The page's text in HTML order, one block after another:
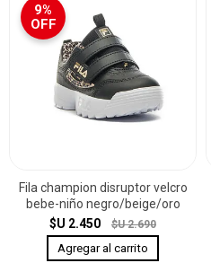
9%
OFF
Fila champion disruptor velcro
bebe-niño negro/beige/oro
$U 2.450
$U 2.690